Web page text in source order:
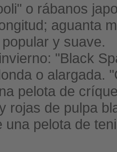
o rábanos
aguanta
y suave.
"Black
o alargada.
pelota de
rojas de pulpa
una pelota de